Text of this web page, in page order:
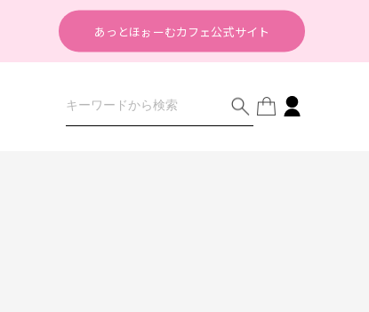
あっとほぉーむカフェ公式サイト